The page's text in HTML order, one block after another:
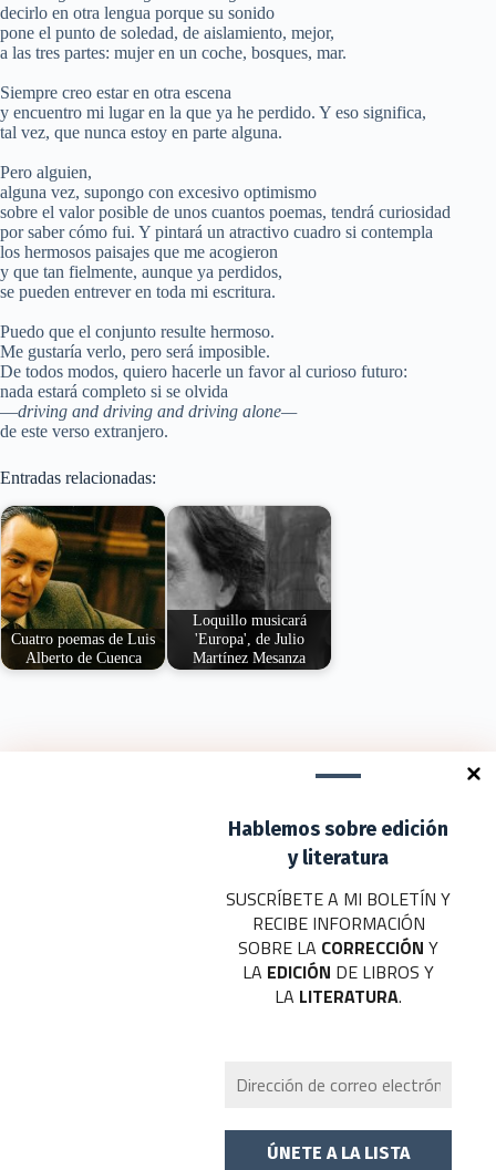
decirlo en otra lengua porque su sonido
pone el punto de soledad, de aislamiento, mejor,
a las tres partes: mujer en un coche, bosques, mar.
Siempre creo estar en otra escena
y encuentro mi lugar en la que ya he perdido. Y eso significa,
tal vez, que nunca estoy en parte alguna.
Pero alguien,
alguna vez, supongo con excesivo optimismo
sobre el valor posible de unos cuantos poemas, tendrá curiosidad
por saber cómo fui. Y pintará un atractivo cuadro si contempla
los hermosos paisajes que me acogieron
y que tan fielmente, aunque ya perdidos,
se pueden entrever en toda mi escritura.
Puedo que el conjunto resulte hermoso.
Me gustaría verlo, pero será imposible.
De todos modos, quiero hacerle un favor al curioso futuro:
nada estará completo si se olvida
—driving and driving and driving alone—
de este verso extranjero.
Hablemos sobre edición
y literatura
SUSCRÍBETE A MI BOLETÍN Y
RECIBE INFORMACIÓN
SOBRE LA CORRECCIÓNY
LA EDICIÓN DE LIBROS Y
LA LITERATURA.
Entradas relacionadas:
Cuatro poemas de Luis
Alberto de Cuenca
Loquillo musicará
'Europa', de Julio
Martínez Mesanza
Tu dirección de correo electrónico no será publicada. Los campos